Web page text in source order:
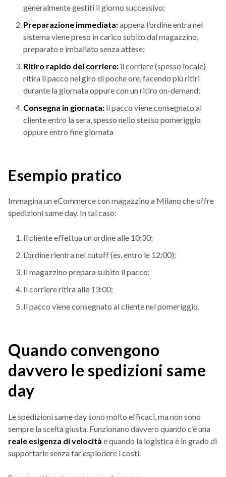
generalmente gestiti il giorno successivo;
Preparazione immediata:appena l’ordine entra nel
sistema viene preso in carico subito dal magazzino,
preparato e imballato senza attese;
Ritiro rapido del corriere: il corriere (spesso locale)
ritira il pacco nel giro di poche ore, facendo più ritiri
durante la giornata oppure con un ritiro on-demand;
Consegna in giornata: il pacco viene consegnato al
cliente entro la sera, spesso nello stesso pomeriggio
oppure entro fine giornata
Esempio pratico
Immagina un eCommerce con magazzino a Milano che offre
spedizioni same day. In tal caso:
Il cliente effettua un ordine alle 10:30;
L’ordine rientra nel cutoff (es. entro le 12:00);
Il magazzino prepara subito il pacco;
Il corriere ritira alle 13:00;
Il pacco viene consegnato al cliente nel pomeriggio.
Quando convengono
davvero le spedizioni same
day
Le spedizioni same day sono molto efficaci, ma non sono
sempre la scelta giusta. Funzionano davvero quando c’è una
reale esigenza di velocità e quando la logistica è in grado di
supportarle senza far esplodere i costi.